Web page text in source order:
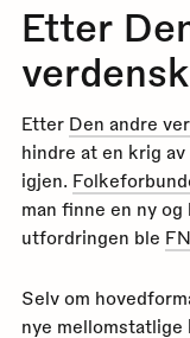
Etter
Etter Den andre
hindre at en krig
igjen.
man finne en ny
utfordringen ble FN
Selv om
nye